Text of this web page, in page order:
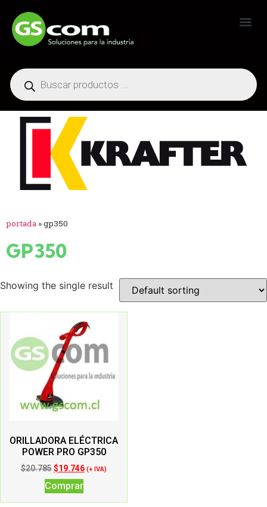
portada »gp350
GP350
Showing the single result
ORILLADORA ELÉCTRICA
POWER PRO GP350
$20.785$19.746 (+ IVA)
Comprar